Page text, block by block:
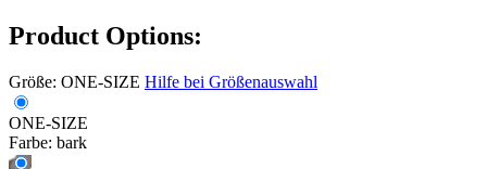
Product Options:
Größe: ONE-SIZE Hilfe bei Größenauswahl
ONE-SIZE
Farbe: bark